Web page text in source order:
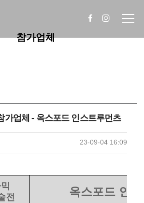
참가업체
가업체 - 옥스포드 인스트루먼츠
23-09-04 16:09
전
옥스포드 인